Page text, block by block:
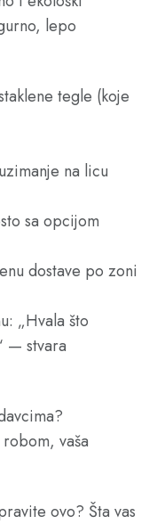
lepo
tegle (koje
na licu
sa opcijom
dostave po zoni
„Hvala što
— stvara
vaša
ovo? Šta vas